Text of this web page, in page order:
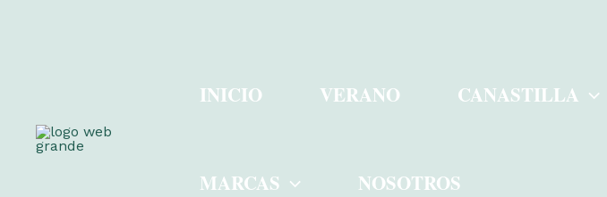
INICIO VERANO CANASTILLA
MARCAS NOSOTROS